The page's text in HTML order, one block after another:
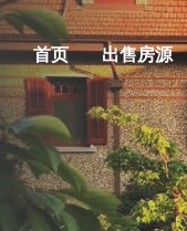
首页 出售房源